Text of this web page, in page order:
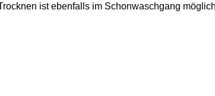
ist ebenfalls im Schonwaschgang